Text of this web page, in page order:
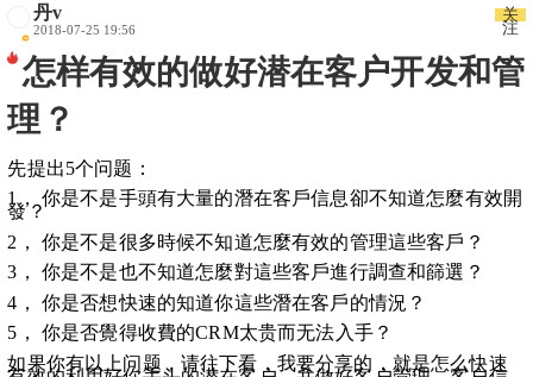
丹v
2018-07-25 19:56
关
注
怎样有效的做好潜在客户开发和管
理？
先提出5个问题：
1， 你是不是手頭有大量的潛在客戶信息卻不知道怎麼有效開
發？
2， 你是不是很多時候不知道怎麼有效的管理這些客戶？
3， 你是不是也不知道怎麼對這些客戶進行調查和篩選？
4， 你是否想快速的知道你這些潛在客戶的情況？
5， 你是否覺得收費的CRM太贵而无法入手？
如果你有以上问题，请往下看，我要分享的，就是怎么快速